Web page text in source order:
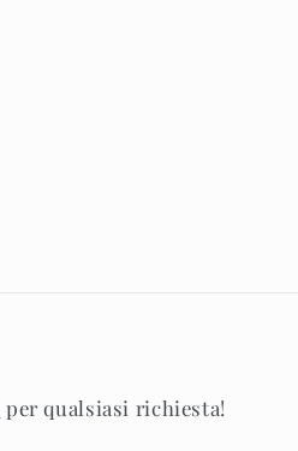
per qualsiasi richiesta!